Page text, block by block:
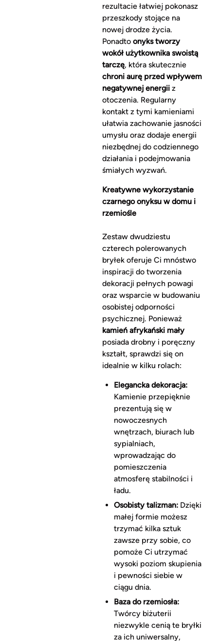
rezultacie łatwiej pokonasz
przeszkody stojące na
nowej drodze życia.
Ponadto onyks tworzy
wokół użytkownika swoistą
tarczę, która skutecznie
chroni aurę przed wpływem
negatywnej energiiz
otoczenia. Regularny
kontakt z tymi kamieniami
ułatwia zachowanie jasności
umysłu oraz dodaje energii
niezbędnej do codziennego
działania i podejmowania
śmiałych wyzwań.
Kreatywne wykorzystanie
czarnego onyksu w domu i
rzemiośle
Zestaw dwudziestu
czterech polerowanych
bryłek oferuje Ci mnóstwo
inspiracji do tworzenia
dekoracji pełnych powagi
oraz wsparcie w budowaniu
osobistej odporności
psychicznej. Ponieważ
kamień afrykański mały
posiada drobny i poręczny
kształt, sprawdzi się on
idealnie w kilku rolach:
Elegancka dekoracja:
Kamienie przepięknie
prezentują się w
nowoczesnych
wnętrzach, biurach lub
sypialniach,
wprowadzając do
pomieszczenia
atmosferę stabilności i
ładu.
Osobisty talizman:Dzięki
małej formie możesz
trzymać kilka sztuk
zawsze przy sobie, co
pomoże Ci utrzymać
wysoki poziom skupienia
i pewności siebie w
ciągu dnia.
Baza do rzemiosła:
Twórcy biżuterii
niezwykle cenią te bryłki
za ich uniwersalny,